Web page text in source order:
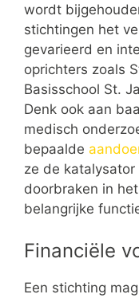
wordt
stichtingen het
gevarieerd en
oprichters zoals
Basisschool St.
Denk ook aan
medisch
bepaalde
ze de
doorbraken in
belangrijke
Financiële
Een stichting